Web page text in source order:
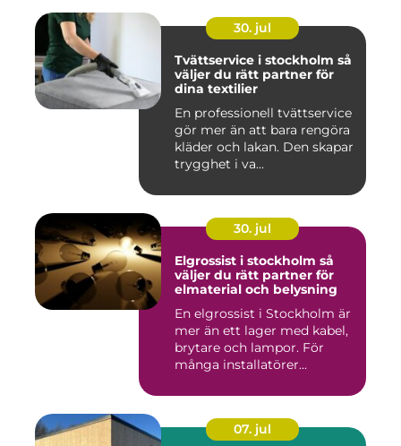
30. jul
Tvättservice i stockholm så
väljer du rätt partner för
dina textilier
En professionell tvättservice
gör mer än att bara rengöra
kläder och lakan. Den skapar
trygghet i va...
30. jul
Elgrossist i stockholm så
väljer du rätt partner för
elmaterial och belysning
En elgrossist i Stockholm är
mer än ett lager med kabel,
brytare och lampor. För
många installatörer...
07. jul